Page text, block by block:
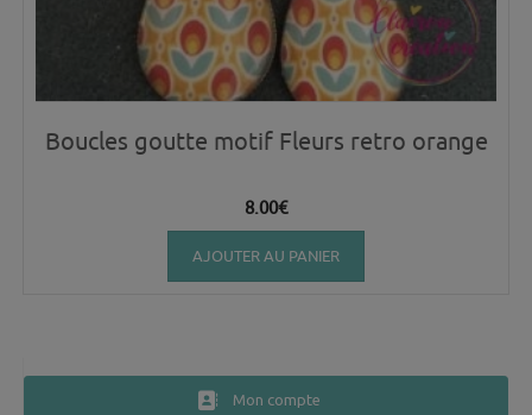
Boucles goutte motif Fleurs retro orange
8.00€
AJOUTER AU PANIER
Mon compte